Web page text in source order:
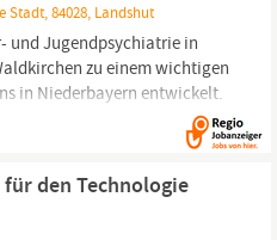
Stadt, 84028, Landshut
und Jugendpsychiatrie in
zu einem wichtigen
in Niederbayern entwickelt.
und die
kontinuierlich zu
den Technologie